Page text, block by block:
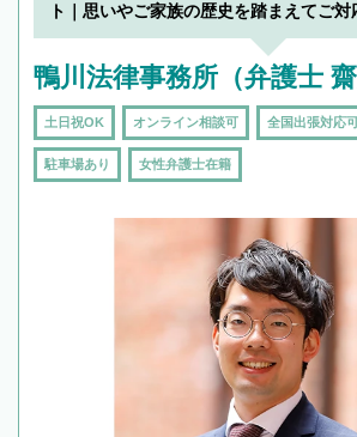
ト｜思いやご家族の歴史を踏まえてご
鴨川法律事務所（弁護士 齋
土日祝OK オンライン相談可 全国出張対応
駐車場あり 女性弁護士在籍